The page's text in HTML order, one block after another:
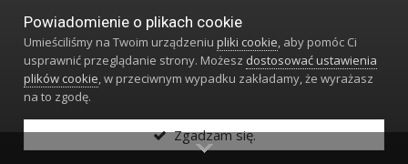
Miała być piękna i bestia, a finalnie są dwie - jakże różne - piękne
bestie
Edytowane12 Lipca 2025przez pmwas
Miłego dnia!
Powiadomienie o plikach cookie
Umieściliśmy na Twoim urządzeniupliki cookie, aby pomóc Ci
usprawnić przeglądanie strony. Możesz dostosować ustawienia
plików cookie, w przeciwnym wypadku zakładamy, że wyrażasz
na to zgodę.
Zgadzam się.